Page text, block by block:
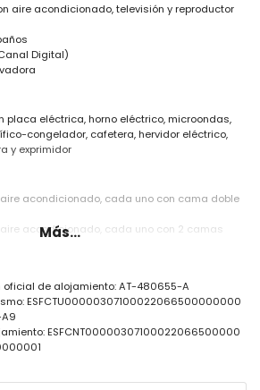
aire acondicionado, televisión y reproductor
Digital)
placa eléctrica, horno eléctrico, microondas,
congelador, cafetera, hervidor eléctrico,
y exprimidor
acondicionado, cada uno con cama doble
acondicionado, cada uno con 2 camas
x 4m y 2m de profundidad
césped, árboles y muebles de jardín con
Más...
de alojamiento: AT-480655-A
ESFCTU00000307100022066500000000
ESFCNT00000307100022066500000